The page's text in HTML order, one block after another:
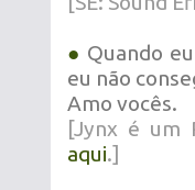
● Quando
eu não
Amo vocês.
[Jynx é um
aqui.]